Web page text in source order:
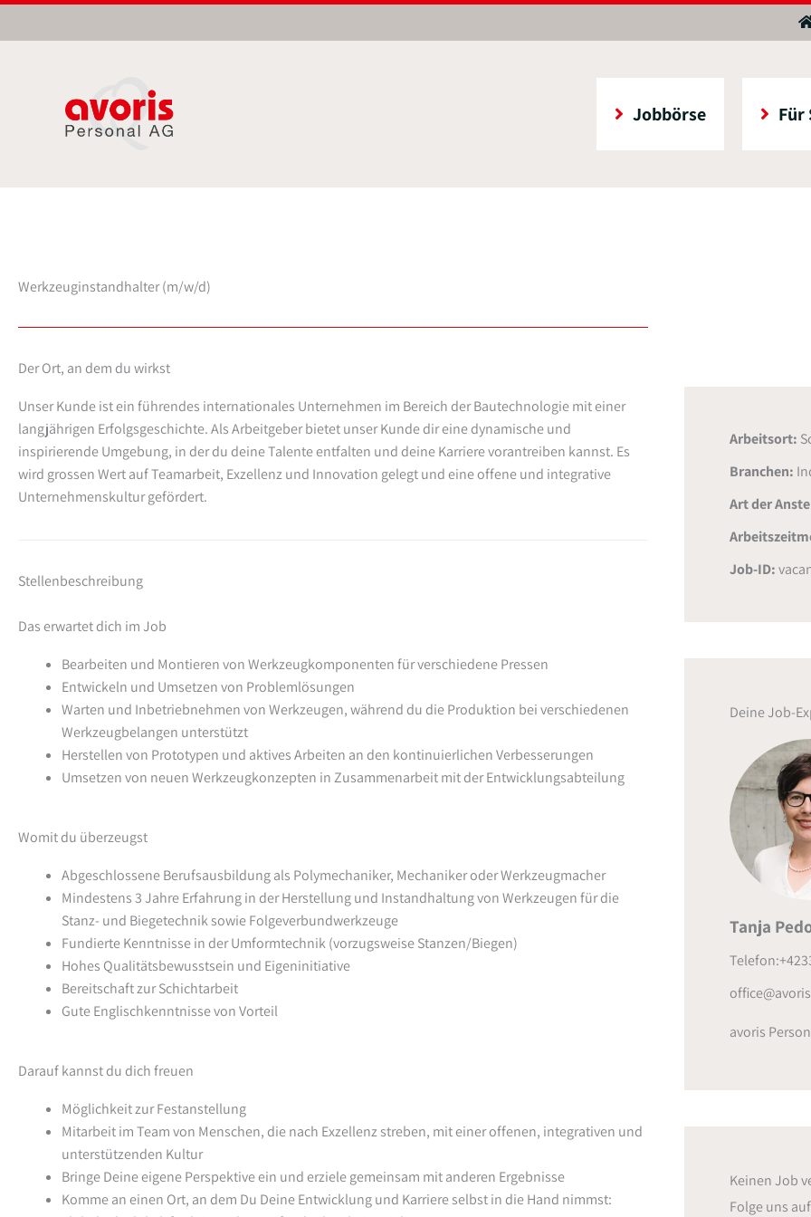
Inhalt
Jobbörse Für
Werkzeuginstandhalter (m/w/d)
Der Ort, an dem du wirkst
Unser Kunde ist ein führendes internationales Unternehmen im Bereich der Bautechnologie mit einer
langjährigen Erfolgsgeschichte. Als Arbeitgeber bietet unser Kunde dir eine dynamische und
inspirierende Umgebung, in der du deine Talente entfalten und deine Karriere vorantreiben kannst. Es
wird grossen Wert auf Teamarbeit, Exzellenz und Innovation gelegt und eine offene und integrative
Unternehmenskultur gefördert.
Stellenbeschreibung
Das erwartet dich im Job
Bearbeiten und Montieren von Werkzeugkomponenten für verschiedene Pressen
Entwickeln und Umsetzen von Problemlösungen
Warten und Inbetriebnehmen von Werkzeugen, während du die Produktion bei verschiedenen
Werkzeugbelangen unterstützt
Herstellen von Prototypen und aktives Arbeiten an den kontinuierlichen Verbesserungen
Umsetzen von neuen Werkzeugkonzepten in Zusammenarbeit mit der Entwicklungsabteilung
Womit du überzeugst
Abgeschlossene Berufsausbildung als Polymechaniker, Mechaniker oder Werkzeugmacher
Mindestens 3 Jahre Erfahrung in der Herstellung und Instandhaltung von Werkzeugen für die
Stanz- und Biegetechnik sowie Folgeverbundwerkzeuge
Fundierte Kenntnisse in der Umformtechnik (vorzugsweise Stanzen/Biegen)
Hohes Qualitätsbewusstsein und Eigeninitiative
Bereitschaft zur Schichtarbeit
Gute Englischkenntnisse von Vorteil
Darauf kannst du dich freuen
Möglichkeit zur Festanstellung
Mitarbeit im Team von Menschen, die nach Exzellenz streben, mit einer offenen, integrativen und
unterstützenden Kultur
Bringe Deine eigene Perspektive ein und erziele gemeinsam mit anderen Ergebnisse
Komme an einen Ort, an dem Du Deine Entwicklung und Karriere selbst in die Hand nimmst:
Arbeitsort:
Branchen:
Art der
Job-ID:
Deine Job-
Tanja
avoris
Keinen Job
Folge uns